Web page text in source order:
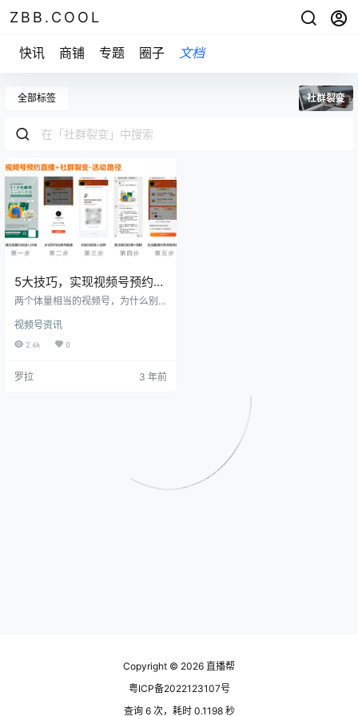
ZBB.COOL
快讯 商铺 专题 圈子 文档
全部标签 社群裂变
5大技巧，实现视频号预约直
播人数暴涨！
两个体量相当的视频号，为什么别
播间却寥寥无几？这其中有一个非
常重要的原因，就是预约直播的工
比例，换言之，每有1个用户预约了
视频号资讯
2.6k 0
罗拉 3 年前
Copyright © 2026 直播帮
粤ICP备2022123107号
查询 6 次，耗时 0.1198 秒